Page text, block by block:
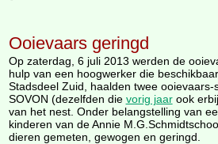
Ooievaars geringd
Op zaterdag, 6 juli 2013 werden de
hulp van een hoogwerker die
Stadsdeel Zuid, haalden twee ooievaars-
SOVON (dezelfden die vorig jaarook
van het nest. Onder belangstelling van
kinderen van de Annie
dieren gemeten, gewogen en geringd.